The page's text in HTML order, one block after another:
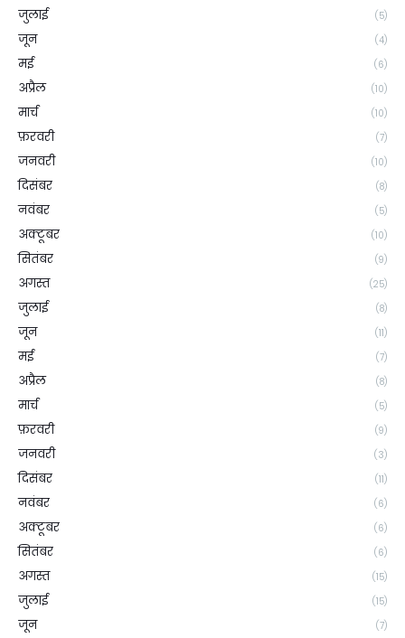
जुलाई (5)
जून (4)
मई (6)
अप्रैल (10)
मार्च (10)
फ़रवरी (7)
जनवरी (10)
दिसंबर (8)
नवंबर (5)
अक्टूबर (10)
सितंबर (9)
अगस्त (25)
जुलाई (8)
जून (11)
मई (7)
अप्रैल (8)
मार्च (5)
फ़रवरी (9)
जनवरी (3)
दिसंबर (11)
नवंबर (6)
अक्टूबर (6)
सितंबर (6)
अगस्त (15)
जुलाई (15)
जून (7)